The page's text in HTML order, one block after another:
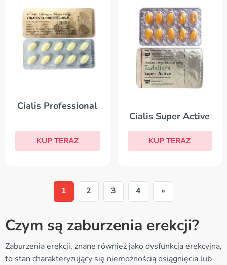
Cialis Professional
KUP TERAZ
Cialis Super Active
KUP TERAZ
1 2 3 4 »
Czym są zaburzenia erekcji?
Zaburzenia erekcji, znane również jako dysfunkcja erekcyjna,
to stan charakteryzujący się niemożnością osiągnięcia lub